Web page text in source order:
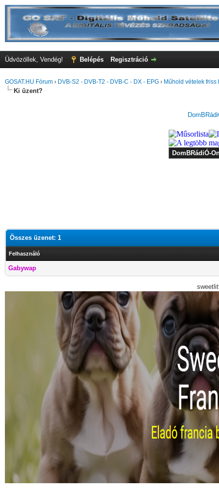
Üdvözöllek, Vendég! Belépés Regisztráció
GOSAT.HU Fórum › DVB-S2 - DVB-T2 - DVB-C - DX - EPG › Műhold vételek friss
Ki üzent?
Összes üzenet: 1
Felhasználó
Gabywap